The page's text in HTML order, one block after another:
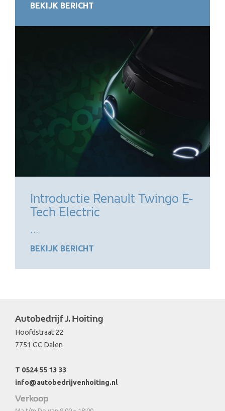
BEKIJK BERICHT
Introductie Renault Twingo E-
Tech Electric
…
BEKIJK BERICHT
Autobedrijf J. Hoiting
Hoofdstraat 22
7751 GC Dalen
T 0524 55 13 33
info@autobedrijvenhoiting.nl
Verkoop